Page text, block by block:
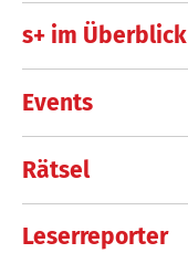
s+ im Überblick
Events
Rätsel
Leserreporter